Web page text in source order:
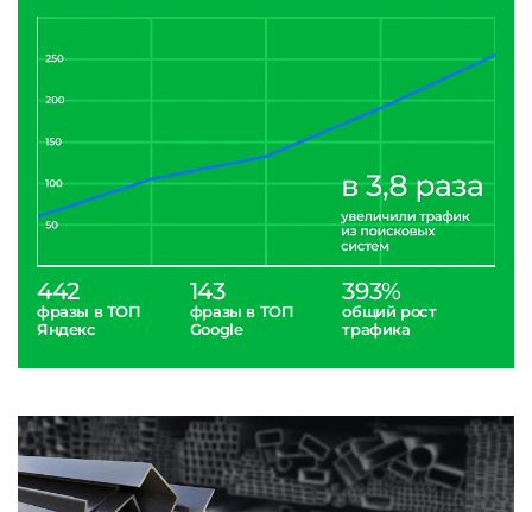
442
фразы в ТОП
Яндекс
143
фразы в ТОП
Google
393%
общий рост
трафика